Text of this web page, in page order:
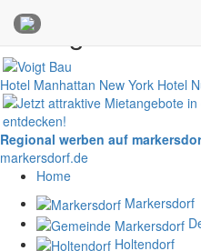
Anzeigen
Hotel Manhattan New York Hotel
Regional werben auf
markersdorf.de
Home
Markersdorf
Holtendorf